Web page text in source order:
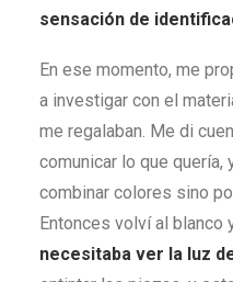
sensación de
En ese momento, me
a investigar con el
me regalaban. Me di
comunicar lo que quería,
combinar colores sino
Entonces volví al blanco
necesitaba ver la luz